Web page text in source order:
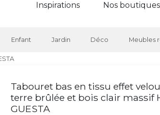
Inspirations Nos boutiques
Enfant Jardin Déco Meubles
Tabouret bas en tissu effet
terre brûlée et bois clair massif
GUESTA